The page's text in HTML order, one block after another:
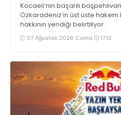
Kocaeli’nin başarılı
Özkaradeniz’in üst üste hakem
hakkının yendiği belirtiliyor.
07 Ağustos 2026 Cuma 17:12